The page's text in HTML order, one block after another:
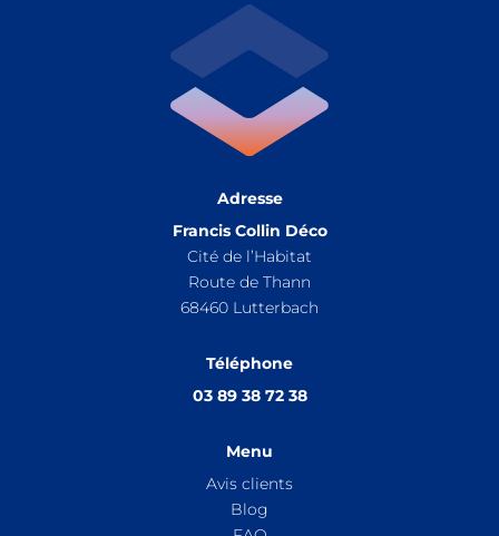
Adresse
Francis Collin Déco
Cité de l’Habitat
Route de Thann
68460 Lutterbach
Téléphone
03 89 38 72 38
Menu
Avis clients
Blog